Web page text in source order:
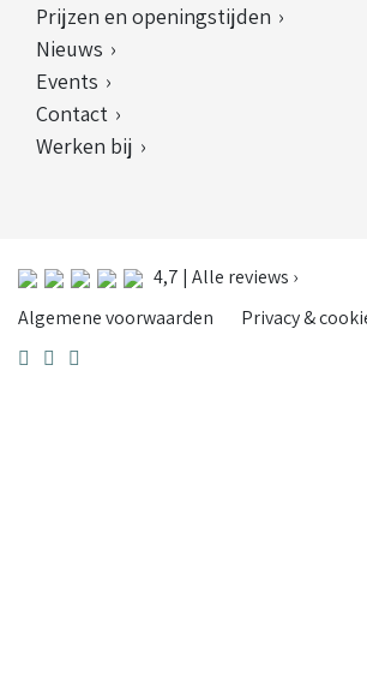
Prijzen en openingstijden
Nieuws
Events
Contact
Werken bij
4,7 | Alle reviews ›
Algemene voorwaarden
Privacy &